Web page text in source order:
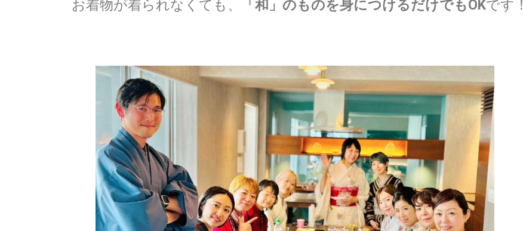
お着物が着られなくても、
「和」のものを身につけるだけでもOKです！